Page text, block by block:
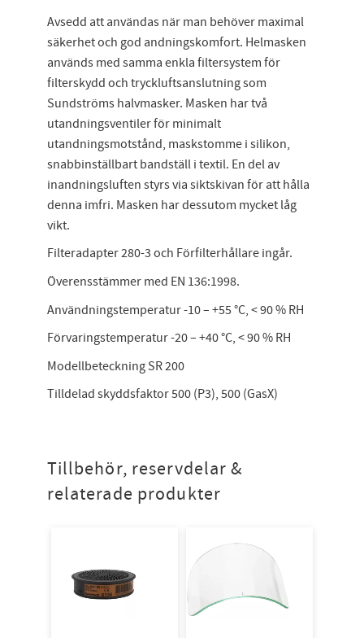
Avsedd att användas när man behöver maximal
säkerhet och god andningskomfort. Helmasken
används med samma enkla filtersystem för
filterskydd och tryckluftsanslutning som
Sundströms halvmasker. Masken har två
utandningsventiler för minimalt
utandningsmotstånd, maskstomme i silikon,
snabbinställbart bandställ i textil. En del av
inandningsluften styrs via siktskivan för att hålla
denna imfri. Masken har dessutom mycket låg
vikt.
Filteradapter 280-3 och Förfilterhållare ingår.
Överensstämmer med EN 136:1998.
Användningstemperatur -10 – +55 °C, < 90 % RH
Förvaringstemperatur -20 – +40 °C, < 90 % RH
Modellbeteckning SR 200
Tilldelad skyddsfaktor 500 (P3), 500 (GasX)
Tillbehör, reservdelar &
relaterade produkter